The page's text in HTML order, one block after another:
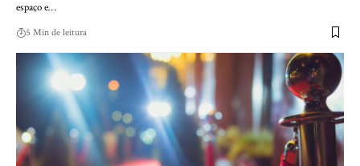
espaço e…
5 Min de leitura